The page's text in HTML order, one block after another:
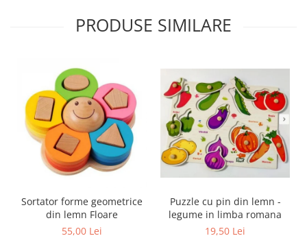
PRODUSE SIMILARE
Sortator forme geometrice
din lemn Floare
55,00 Lei
Puzzle cu pin din lemn -
legume in limba romana
19,50 Lei